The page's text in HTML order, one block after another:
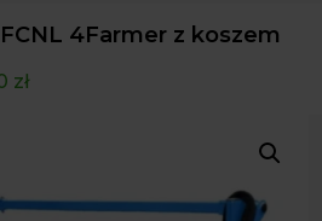
4Farmer z koszem
zł